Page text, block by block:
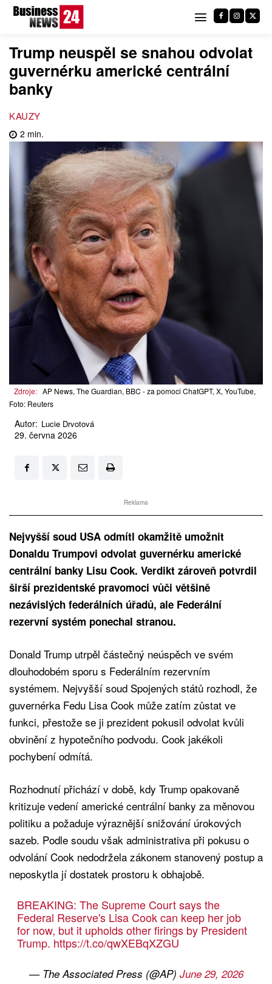
Trump neuspěl se snahou odvolat
guvernérku americké centrální
banky
KAUZY
2 min.
Zdroje: AP News, The Guardian, BBC - za pomoci ChatGPT, X, YouTube,
Foto: Reuters
Autor: Lucie Drvotová
29. června 2026
Reklama
Nejvyšší soud USA odmítl okamžitě umožnit
Donaldu Trumpovi odvolat guvernérku americké
centrální banky Lisu Cook. Verdikt zároveň potvrdil
širší prezidentské pravomoci vůči většině
nezávislých federálních úřadů, ale Federální
rezervní systém ponechal stranou.
Donald Trump utrpěl částečný neúspěch ve svém
dlouhodobém sporu s Federálním rezervním
systémem. Nejvyšší soud Spojených států rozhodl, že
guvernérka Fedu Lisa Cook může zatím zůstat ve
funkci, přestože se ji prezident pokusil odvolat kvůli
obvinění z hypotečního podvodu. Cook jakékoli
pochybení odmítá.
Rozhodnutí přichází v době, kdy Trump opakovaně
kritizuje vedení americké centrální banky za měnovou
politiku a požaduje výraznější snižování úrokových
sazeb. Podle soudu však administrativa při pokusu o
odvolání Cook nedodržela zákonem stanovený postup a
neposkytla jí dostatek prostoru k obhajobě.
BREAKING: The Supreme Court says the
Federal Reserve's Lisa Cook can keep her job
for now, but it upholds other firings by President
Trump. https://t.co/qwXEBqXZGU
— The Associated Press (@AP) June 29, 2026